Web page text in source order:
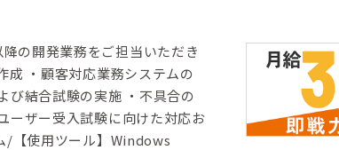
の開発業務をご担当いただき
成 ・顧客対応業務システムの
び結合試験の実施 ・不具合の
ーザー受入試験に向けた対応お
/【使用ツール】Windows